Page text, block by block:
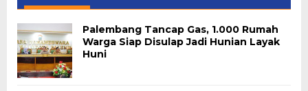
Palembang Tancap Gas, 1.000 Rumah
Warga Siap Disulap Jadi Hunian Layak
Huni